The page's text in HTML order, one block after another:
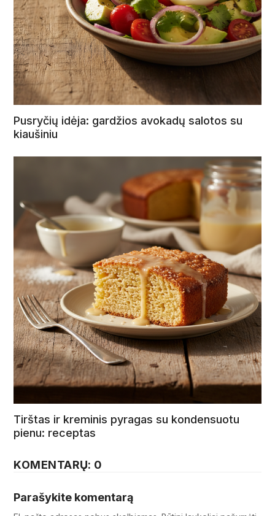
Pusryčių idėja: gardžios avokadų salotos su
kiaušiniu
Tirštas ir kreminis pyragas su kondensuotu
pienu: receptas
KOMENTARŲ: 0
Parašykite komentarą